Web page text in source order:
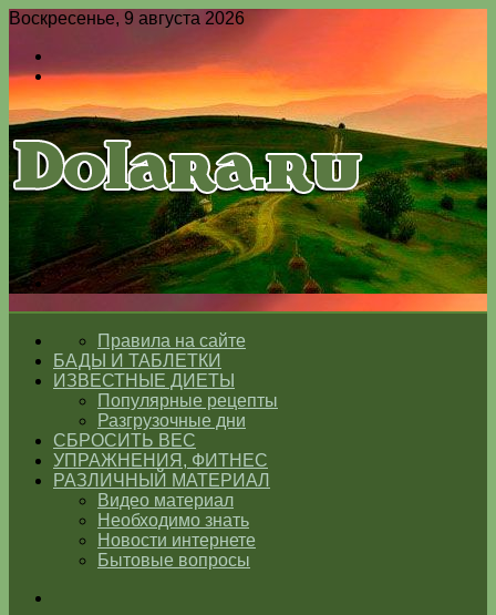
Воскресенье, 9 августа 2026
Switch
skin
Меню
Switch
ГЛАВНАЯПравила на сайте
БАДЫ И ТАБЛЕТКИ
ИЗВЕСТНЫЕ ДИЕТЫ
Популярные рецепты
Разгрузочные дни
СБРОСИТЬ ВЕС
УПРАЖНЕНИЯ, ФИТНЕС
РАЗЛИЧНЫЙ МАТЕРИАЛ
Видео материал
Необходимо знать
Новости интернете
Бытовые вопросы